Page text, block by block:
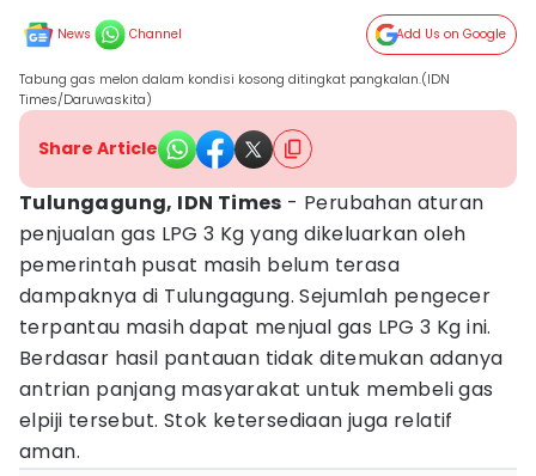
News Channel Add Us on Google
Tabung gas melon dalam kondisi kosong ditingkat pangkalan.(IDN
Times/Daruwaskita)
Share Article
Tulungagung, IDN Times - Perubahan aturan
penjualan gas LPG 3 Kg yang dikeluarkan oleh
pemerintah pusat masih belum terasa
dampaknya di Tulungagung. Sejumlah pengecer
terpantau masih dapat menjual gas LPG 3 Kg ini.
Berdasar hasil pantauan tidak ditemukan adanya
antrian panjang masyarakat untuk membeli gas
elpiji tersebut. Stok ketersediaan juga relatif
aman.